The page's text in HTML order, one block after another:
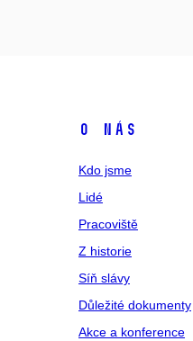
O NÁS
Kdo jsme
Lidé
Pracoviště
Z historie
Síň slávy
Důležité dokumenty
Akce a konference